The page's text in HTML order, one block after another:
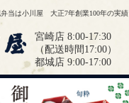
当は小川屋 大正7年創業100年の実績
宮崎店 8:00-17:30
（配送時間17:00）
都城店 9:00-17:00